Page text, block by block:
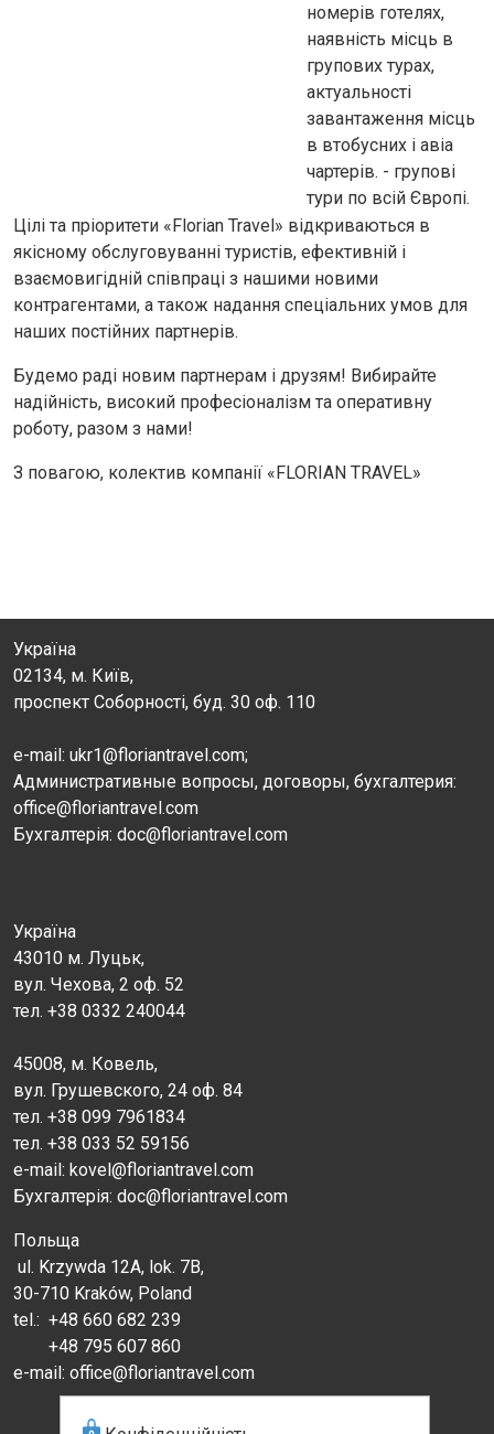
номерів готелях,
наявність місць в
групових турах,
актуальності
завантаження місць
в втобусних і авіа
чартерів. - групові
тури по всій Європі.
Цілі та пріоритети «Florian Travel» відкриваються в
якісному обслуговуванні туристів, ефективній і
взаємовигідній співпраці з нашими новими
контрагентами, а також надання спеціальних умов для
наших постійних партнерів.
Будемо раді новим партнерам і друзям! Вибирайте
надійність, високий професіоналізм та оперативну
роботу, разом з нами!
З повагою, колектив компанії «FLORIAN TRAVEL»
Україна
02134, м. Київ,
проспект Соборності, буд. 30 оф. 110
e-mail: ukr1@floriantravel.com;
Административные вопросы, договоры, бухгалтерия:
office@floriantravel.com
Бухгалтерія: doc@floriantravel.com
Україна
43010 м. Луцьк,
вул. Чехова, 2 оф. 52
тел. +38 0332 240044
45008, м. Ковель,
вул. Грушевского, 24 оф. 84
тел. +38 099 7961834
тел. +38 033 52 59156
e-mail: kovel@floriantravel.com
Бухгалтерія: doc@floriantravel.com
Польща
ul. Krzywda 12A, lok. 7B,
30-710 Kraków, Poland
tel.: +48 660 682 239
+48 795 607 860
e-mail: office@floriantravel.com